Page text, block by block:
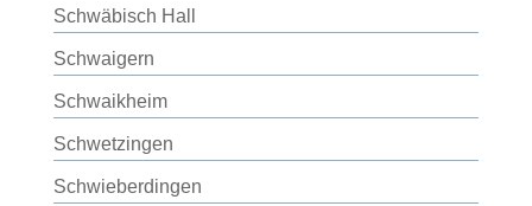
Schwäbisch Hall
Schwaigern
Schwaikheim
Schwetzingen
Schwieberdingen